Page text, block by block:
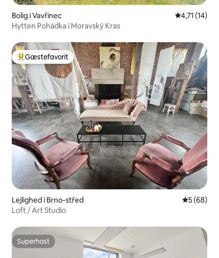
Bolig i Vavřinec 4,71 ud af 5
4,71 (14)
Hytten Pohádka i Moravský Kras
Bedste gæstefavorit
Gæstefavorit
Lejlighed i Brno-střed 5 ud af 5 i
5 (68)
Loft / Art Studio
Superhost
Superhost